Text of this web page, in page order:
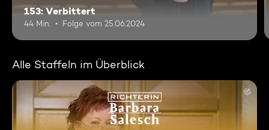
153: Verbittert
44 Min. Folge vom 25.06.2024
Alle Staffeln im Überblick